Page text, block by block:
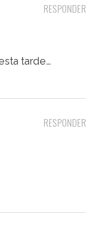
RESPONDER
tarde…
RESPONDER